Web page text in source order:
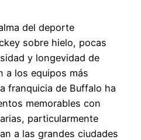
del deporte
sobre hielo, pocas
y longevidad de
a los equipos más
franquicia de Buffalo ha
memorables con
particularmente
a las grandes ciudades